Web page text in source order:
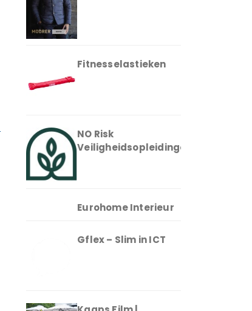
Fitnesselastieken
NO Risk
Veiligheidsopleidingen
Eurohome Interieur
Gflex – Slim in ICT